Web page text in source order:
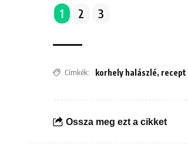
1 2 3
Címkék: korhely halászlé, recept
Ossza meg ezt a cikket